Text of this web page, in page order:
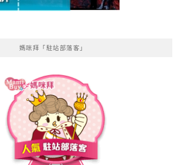
媽咪拜「駐站部落客」